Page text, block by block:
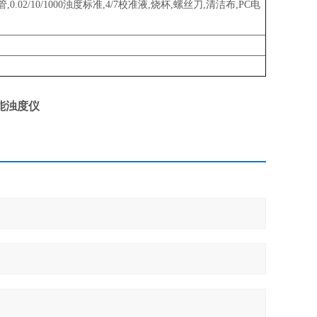
10/1000浊度标准,4/7校准液,烧杯,螺丝刀,清洁布,PC电
浊度仪